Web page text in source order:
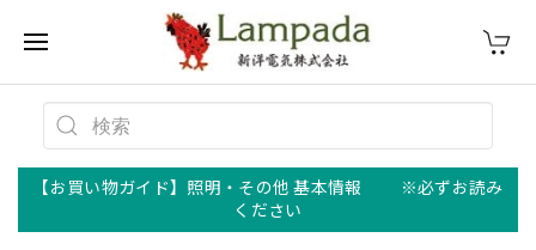
【お買い物ガイド】照明・その他 基本情報 ※必ずお読み
ください